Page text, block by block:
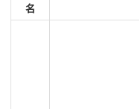
名